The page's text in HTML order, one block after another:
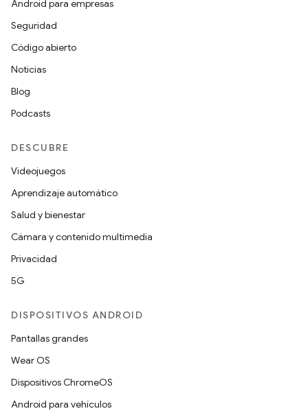
Android para empresas
Seguridad
Código abierto
Noticias
Blog
Podcasts
DESCUBRE
Videojuegos
Aprendizaje automático
Salud y bienestar
Cámara y contenido multimedia
Privacidad
5G
DISPOSITIVOS ANDROID
Pantallas grandes
Wear OS
Dispositivos ChromeOS
Android para vehículos